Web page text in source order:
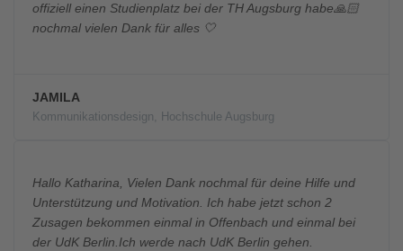
offiziell einen Studienplatz bei der TH Augsburg habe🙏🏻
nochmal vielen Dank für alles 🤍
JAMILA
Kommunikationsdesign, Hochschule Augsburg
Hallo Katharina, Vielen Dank nochmal für deine Hilfe und
Unterstützung und Motivation. Ich habe jetzt schon 2
Zusagen bekommen einmal in Offenbach und einmal bei
der UdK Berlin.Ich werde nach UdK Berlin gehen.